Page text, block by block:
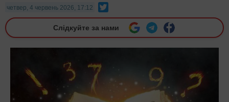
четвер, 4 червень 2026, 17:12
Слідкуйте за нами